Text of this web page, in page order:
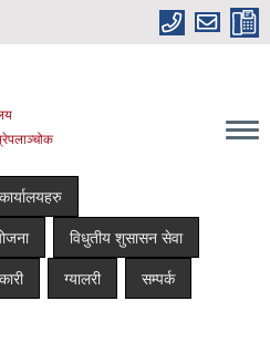
विधुतीय शुसासन सेवा
ग्यालरी सम्पर्क